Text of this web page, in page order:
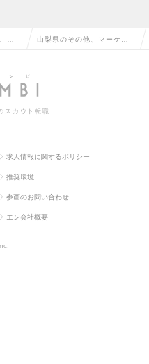
マ 山梨県のその他、マーケテ
一覧
スカウト転職
求人情報に関するポリシー
推奨環境
参画のお問い合わせ
エン会社概要